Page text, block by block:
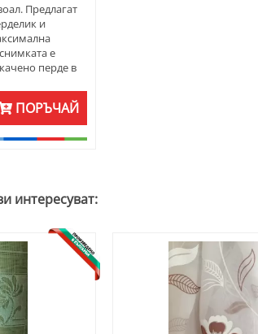
Предлагат
и
е
перде в
пердета,
метър готово
ПОРЪЧАЙ
интересуват: